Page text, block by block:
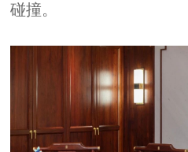
碰撞。